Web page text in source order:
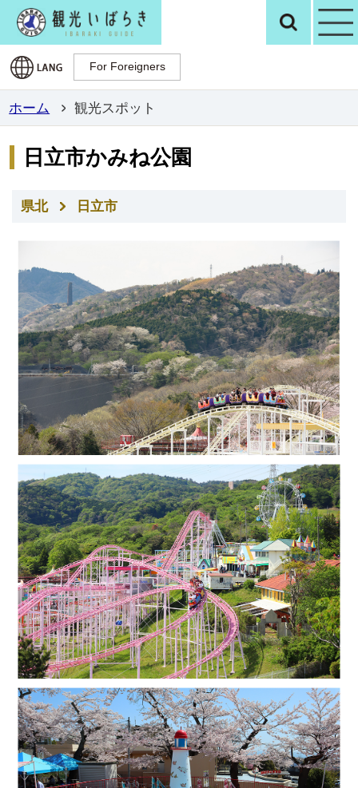
観光いばらき検
For Foreigners
For Foreigners
ホーム 観光スポット
日立市かみね公園
県北 日立市